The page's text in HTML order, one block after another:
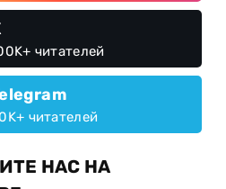
читателей
читателей
НАС НА